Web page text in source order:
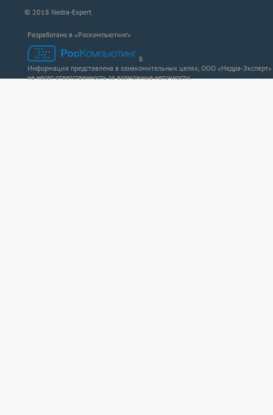
© 2018 Nedra-Expert
Разработано в «Роскомпьютинг»
Б
Информация представлена в ознакомительных целях, ООО «Недра-Эксперт»
не несет ответственность за возможные неточности.